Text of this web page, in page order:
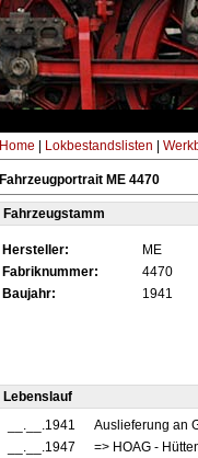
Home Lokbestandslisten
Fahrzeugportrait ME 4470
Fahrzeugstamm
Hersteller: ME
Fabriknummer:
4470
Baujahr:
1941
Lebenslauf
__.__.1941
Auslieferung an
__.__.1947
=> HOAG -